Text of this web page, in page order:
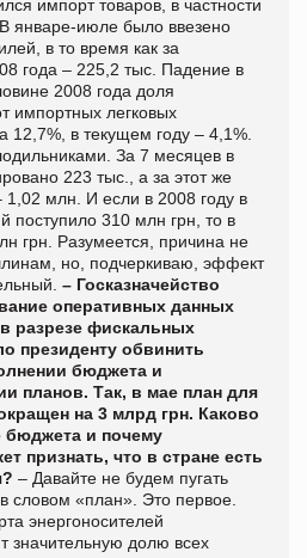
импорт товаров, в частности
январе-июле было ввезено
в то время как за
года – 225,2 тыс. Падение в
2008 года доля
импортных легковых
12,7%, в текущем году – 4,1%.
За 7 месяцев в
223 тыс., а за этот же
1,02 млн. И если в 2008 году в
поступило 310 млн грн, то в
грн. Разумеется, причина не
но, подчеркиваю, эффект
– Госказначейство
оперативных данных
разрезе фискальных
президенту обвинить
бюджета и
планов. Так, в мае план для
на 3 млрд грн. Каково
бюджета и почему
признать, что в стране есть
– Давайте не будем пугать
словом «план». Это первое.
энергоносителей
значительную долю всех